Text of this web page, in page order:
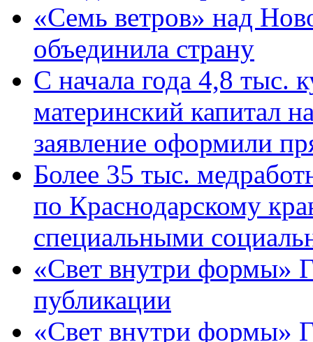
«Семь ветров» над
объединила страну
С начала года 4,8 тыс.
материнский капитал
заявление оформили
Более 35 тыс.
по Краснодарскому
специальными
«Свет внутри формы»
публикации
«Свет внутри формы»